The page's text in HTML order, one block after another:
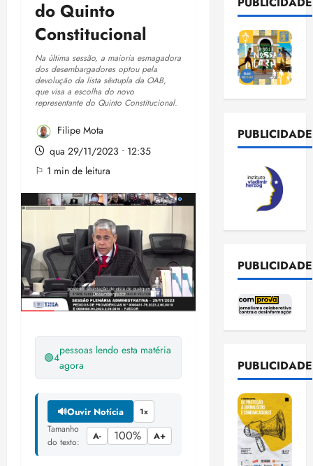
do Quinto
Constitucional
Na última sessão, a maioria esmagadora
dos desembargadores optou pela
devolução da lista sêxtupla da OAB,
que visa a escolha do novo
representante do Quinto Constitucional.
Filipe Mota
qua 29/11/2023 • 12:35
⚐ 1 min de leitura
🟢4
pessoas lendo esta matéria
agora
🔊Ouvir Notícia 1x
Tamanho
do texto:
A- 100% A+
PUBLICIDADE
PUBLICIDADE
PUBLICIDADE